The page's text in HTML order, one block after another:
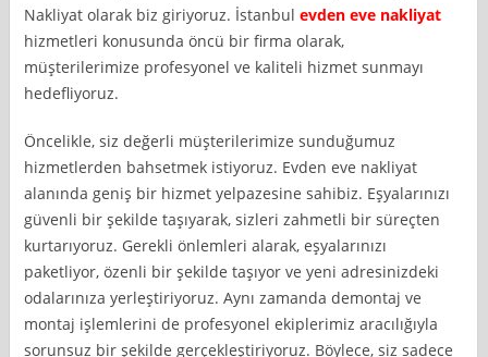
Nakliyat olarak biz giriyoruz. İstanbulevden eve nakliyat
hizmetleri konusunda öncü bir firma olarak,
müşterilerimize profesyonel ve kaliteli hizmet sunmayı
hedefliyoruz.
Öncelikle, siz değerli müşterilerimize sunduğumuz
hizmetlerden bahsetmek istiyoruz. Evden eve nakliyat
alanında geniş bir hizmet yelpazesine sahibiz. Eşyalarınızı
güvenli bir şekilde taşıyarak, sizleri zahmetli bir süreçten
kurtarıyoruz. Gerekli önlemleri alarak, eşyalarınızı
paketliyor, özenli bir şekilde taşıyor ve yeni adresinizdeki
odalarınıza yerleştiriyoruz. Aynı zamanda demontaj ve
montaj işlemlerini de profesyonel ekiplerimiz aracılığıyla
sorunsuz bir şekilde gerçekleştiriyoruz. Böylece, siz sadece